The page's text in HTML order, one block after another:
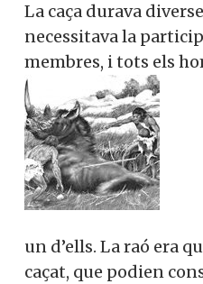
La caça durava
necessitava la
membres, i tots els
un d’ells. La raó era
caçat, que podien